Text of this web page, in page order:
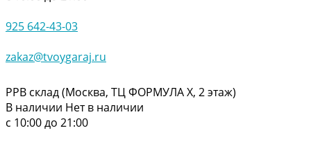
925 642-43-03
zakaz@tvoygaraj.ru
РРВ склад (Москва, ТЦ ФОРМУЛА Х, 2 этаж)
В наличии Нет в наличии
с 10:00 до 21:00